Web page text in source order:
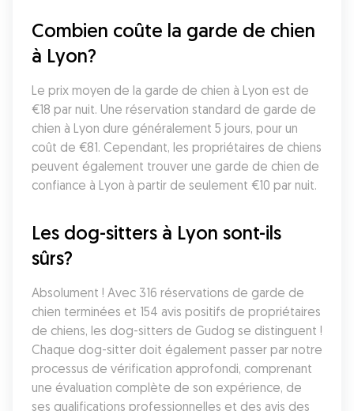
Combien coûte la garde de chien
à Lyon?
Le prix moyen de la garde de chien à Lyon est de
€18 par nuit. Une réservation standard de garde de
chien à Lyon dure généralement 5 jours, pour un
coût de €81. Cependant, les propriétaires de chiens
peuvent également trouver une garde de chien de
confiance à Lyon à partir de seulement €10 par nuit.
Les dog-sitters à Lyon sont-ils
sûrs?
Absolument ! Avec 316 réservations de garde de
chien terminées et 154 avis positifs de propriétaires
de chiens, les dog-sitters de Gudog se distinguent !
Chaque dog-sitter doit également passer par notre
processus de vérification approfondi, comprenant
une évaluation complète de son expérience, de
ses qualifications professionnelles et des avis des